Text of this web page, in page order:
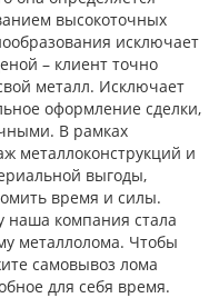
высокоточных
исключает
– клиент точно
металл. Исключает
оформление сделки,
В рамках
металлоконструкций и
выгоды,
время и силы.
наша компания стала
металлолома. Чтобы
самовывоз лома
для себя время.